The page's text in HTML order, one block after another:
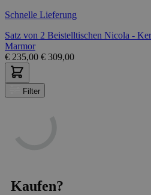
Schnelle Lieferung
Satz von 2 Beistelltischen Nicola -
Marmor
€ 235,00 € 309,00
Filter
Kaufen?